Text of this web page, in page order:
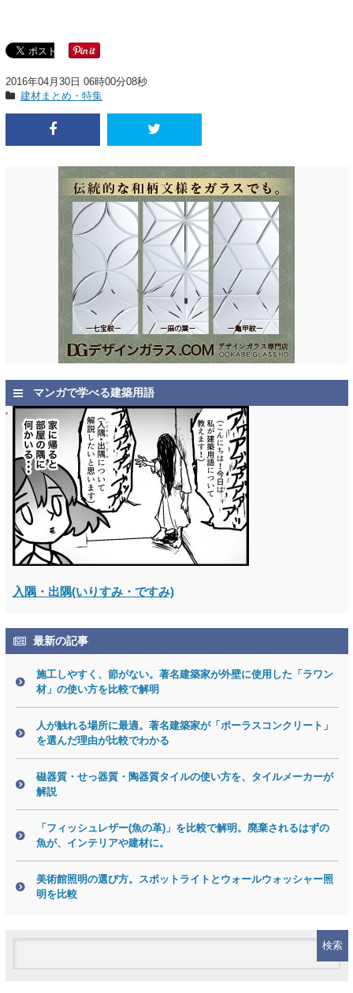
2016年04月30日 06時00分08秒
建材まとめ・特集
マンガで学べる建築用語
入隅・出隅(いりすみ・ですみ)
最新の記事
施工しやすく、節がない。著名建築家が外壁に使用した「ラワン
材」の使い方を比較で解明
人が触れる場所に最適。著名建築家が「ポーラスコンクリート」
を選んだ理由が比較でわかる
磁器質・せっ器質・陶器質タイルの使い方を、タイルメーカーが
解説
「フィッシュレザー(魚の革)」を比較で解明。廃棄されるはずの
魚が、インテリアや建材に。
美術館照明の選び方。スポットライトとウォールウォッシャー照
明を比較